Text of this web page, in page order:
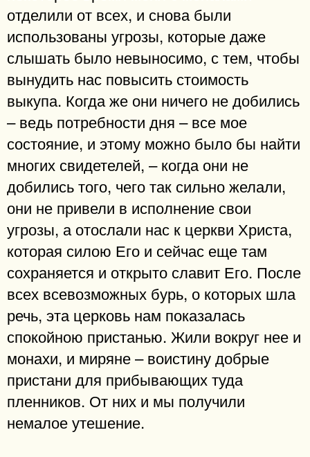
отделили от всех, и снова были
использованы угрозы, которые даже
слышать было невыносимо, с тем, чтобы
вынудить нас повысить стоимость
выкупа. Когда же они ничего не добились
– ведь потребности дня – все мое
состояние, и этому можно было бы найти
многих свидетелей, – когда они не
добились того, чего так сильно желали,
они не привели в исполнение свои
угрозы, а отослали нас к церкви Христа,
которая силою Его и сейчас еще там
сохраняется и открыто славит Его. После
всех всевозможных бурь, о которых шла
речь, эта церковь нам показалась
спокойною пристанью. Жили вокруг нее и
монахи, и миряне – воистину добрые
пристани для прибывающих туда
пленников. От них и мы получили
немалое утешение.